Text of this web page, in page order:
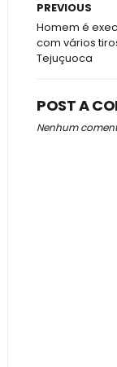
PREVIOUS
Homem é
com vários
Tejuçuoca
POST A
Nenhum